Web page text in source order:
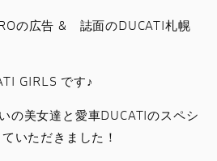
ション
の広告 & 誌面のDUCATI札幌
GIRLS です♪
の美女達と愛車DUCATIのスペシ
いただきました！